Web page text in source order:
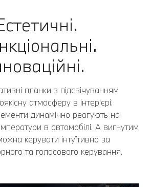
планки з підсвічуванням
атмосферу в інтер'єрі.
динамічно реагують на
в автомобілі. А вигнутим
керувати інтуїтивно за
та голосового керування.